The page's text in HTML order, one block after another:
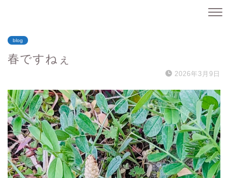
blog
春ですねぇ
2026年3月9日